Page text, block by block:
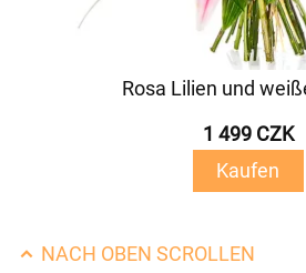
Rosa Lilien und
1 499 CZK
Kaufen
NACH OBEN SCROLLEN